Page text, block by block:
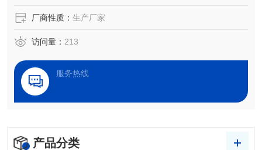
厂商性质： 生产厂家
访问量： 213
服务热线
产品分类